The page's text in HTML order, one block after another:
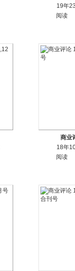
19年
阅读
商业
18年
阅读